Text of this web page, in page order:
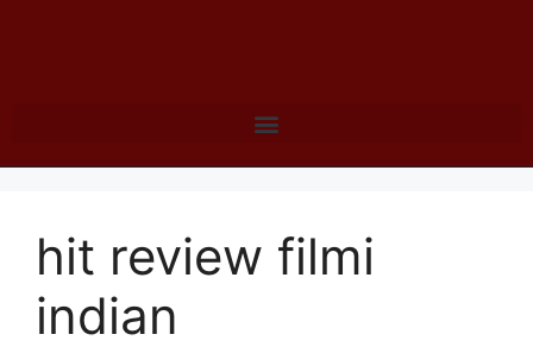
hit review filmi
indian